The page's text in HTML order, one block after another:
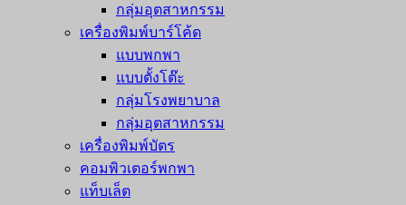
กลุ่มอุตสาหกรรม
เครื่องพิมพ์บาร์โค้ด
แบบพกพา
แบบตั้งโต๊ะ
กลุ่มโรงพยาบาล
กลุ่มอุตสาหกรรม
เครื่องพิมพ์บัตร
คอมพิวเตอร์พกพา
แท็บเล็ต